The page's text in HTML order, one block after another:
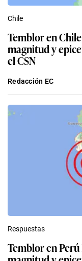
Chile
Temblor en
magnitud y
el CSN
Redacción EC
Respuestas
Temblor en